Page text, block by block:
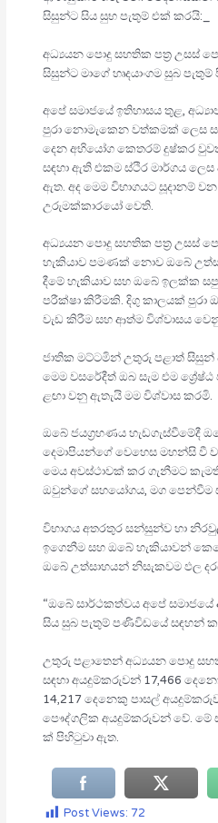
සිසුන්ට සිය සුභ පැතුම් එක් කරයි:_
අධ්‍යයන පොදු සහතික පත්‍ර උසස්
සිසුන්ට මාගේ හෘදයාංගම සුබ
අපේ සමාජයේ ඉතිහාසය තුළ,
පුරා නොමැකෙන වත්කමක් ලෙස
දෙන අභියෝග කෙතරම් දුෂ්කර
සඳහා ඇති එකම ස්ථිර මාර්ගය
ඇත. අද මෙම විභාගයට සූදානම් වන
උරුමක්කාරයෝ වෙති.
අධ්‍යයන පොදු සහතික පත්‍ර උසස්
හැකියාව පමණක් නොව ඔබේ
දීමේ හැකියාව සහ ඔබේ ඉලක්ක
පරීක්ෂා කිරීමකි. දිගු කාලයක්
වැඩ කිරීම සහ ආත්ම විශ්වාසය
ජාතික මට්ටමින් උතුරු පළාත් සිසුන්
මෙම වසරේදීත් ඔබ සැම එම
ළඟා වනු ඇතැයි මම විශ්වාස කරමි.
ඔබේ ජයග්‍රහණය හැඩගැස්වීමේදී
දෙමාපියන්ගේ වෙහෙස මහන්සි වී
මෙය අවස්ථාවක් කර ගැනීමට
ඔවුන්ගේ සහයෝගය, මග පෙන්වීම
විභාගය අතරතුර සන්සුන්ව හා
ඉගෙනීම සහ ඔබේ හැකියාවන්
ඔබේ උත්සාහයන් නිසැකවම ඵල
“ඔබේ සාර්ථකත්වය අපේ
සිය සුබ පැතුම් පණිවිඩයේ සඳහන්
උතුරු පළාතෙන් අධ්‍යයන පොදු
සඳහා අයදුම්කරුවන් 17,466
14,217 දෙනෙකු පාසල්
පෞද්ගලික අයදුම්කරුවන් වේ. මේ
ක් පිහිටුවා ඇත.
Post Views: 72